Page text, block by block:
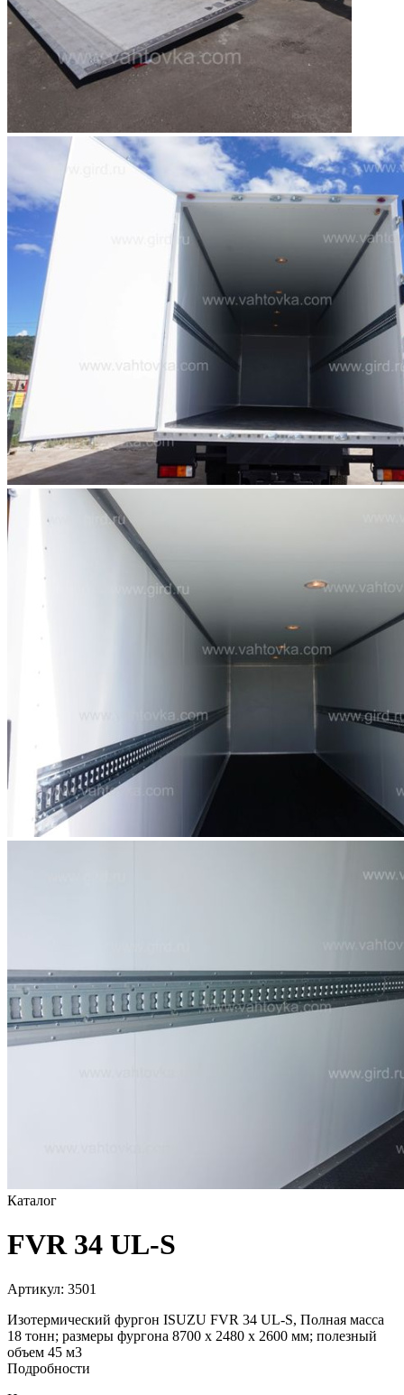
Каталог
FVR 34 UL-S
Артикул: 3501
Изотермический фургон ISUZU FVR 34 UL-S, Полная масса
18 тонн; размеры фургона 8700 х 2480 х 2600 мм; полезный
объем 45 м3
Подробности